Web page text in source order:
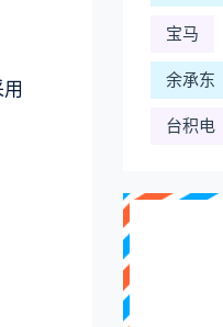
宝马
余承东
台积电